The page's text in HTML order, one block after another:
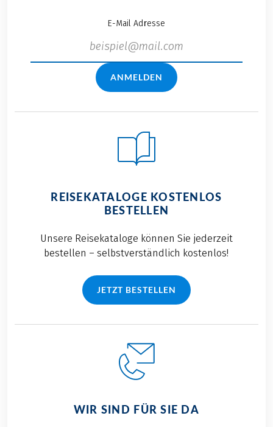
E-Mail Adresse
ANMELDEN
REISEKATALOGE KOSTENLOS
BESTELLEN
Unsere Reisekataloge können Sie jederzeit
bestellen – selbstverständlich kostenlos!
JETZT BESTELLEN
WIR SIND FÜR SIE DA